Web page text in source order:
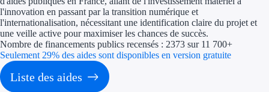
Transition
l'innovation en passant par la transition numérique et
l'internationalisation, nécessitant une identification claire du projet et
une veille active pour maximiser les chances de succès.
Nombre de financements publics recensés : 2373 sur 11 700+
Seulement 29% des aides sont disponibles en version gratuite
Liste des aides